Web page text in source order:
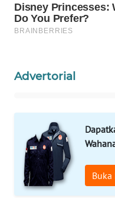
Advertorial
METRO
SIANTAR
NEWS
MEDAN
JAKARTA
NEWS
KRT
NEWS